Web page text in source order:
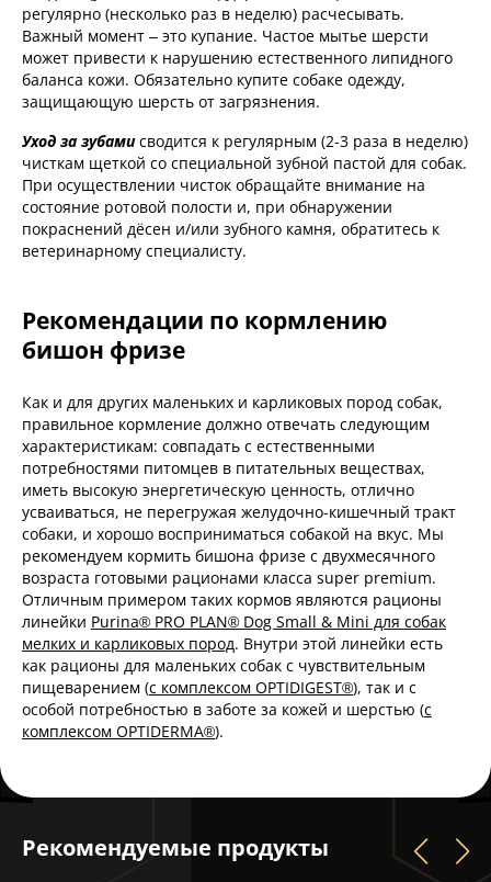
регулярно (несколько раз в неделю) расчесывать.
Важный момент – это купание. Частое мытье шерсти
может привести к нарушению естественного липидного
баланса кожи. Обязательно купите собаке одежду,
защищающую шерсть от загрязнения.
Уход за зубамисводится к регулярным (2-3 раза в неделю)
чисткам щеткой со специальной зубной пастой для собак.
При осуществлении чисток обращайте внимание на
состояние ротовой полости и, при обнаружении
покраснений дёсен и/или зубного камня, обратитесь к
ветеринарному специалисту.
Рекомендации по кормлению
бишон фризе
Как и для других маленьких и карликовых пород собак,
правильное кормление должно отвечать следующим
характеристикам: совпадать с естественными
потребностями питомцев в питательных веществах,
иметь высокую энергетическую ценность, отлично
усваиваться, не перегружая желудочно-кишечный тракт
собаки, и хорошо восприниматься собакой на вкус. Мы
рекомендуем кормить бишона фризе с двухмесячного
возраста готовыми рационами класса super premium.
Отличным примером таких кормов являются рационы
линейки Purina® PRO PLAN® Dog Small & Mini для собак
мелких и карликовых пород. Внутри этой линейки есть
как рационы для маленьких собак с чувствительным
пищеварением (с комплексом OPTIDIGEST®), так и с
особой потребностью в заботе за кожей и шерстью (с
комплексом OPTIDERMA®).
Рекомендуемые продукты